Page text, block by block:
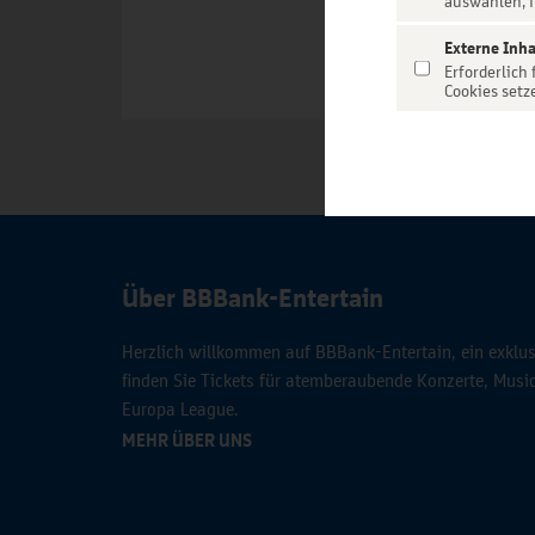
Über BBBank-Entertain
Herzlich willkommen auf BBBank-Entertain, ein
finden Sie Tickets für atemberaubende Konzerte,
Europa League.
MEHR ÜBER UNS
Externe
Erforderlich
Cookies